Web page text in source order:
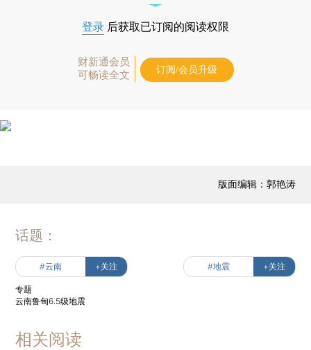
登录 后获取已订阅的阅读权限
财新通会员
可畅读全文
订阅/会员升级
版面编辑：郭艳涛
话题：
#云南 +关注 #地震 +关注
专题
云南鲁甸6.5级地震
相关阅读